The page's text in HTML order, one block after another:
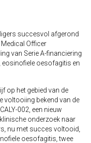
succesvol afgerond
Medical Officer
van Serie A-financiering
eosinofiele oesofagitis en
op het gebied van de
voltooiing bekend van de
002, een nieuw
onderzoek naar
nu met succes voltooid,
oesofagitis, twee